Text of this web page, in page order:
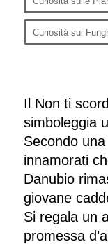
Curiosità sui
Il Non ti
simboleggia
Secondo
innamorati
Danubio
giovane
Si regala un
promessa